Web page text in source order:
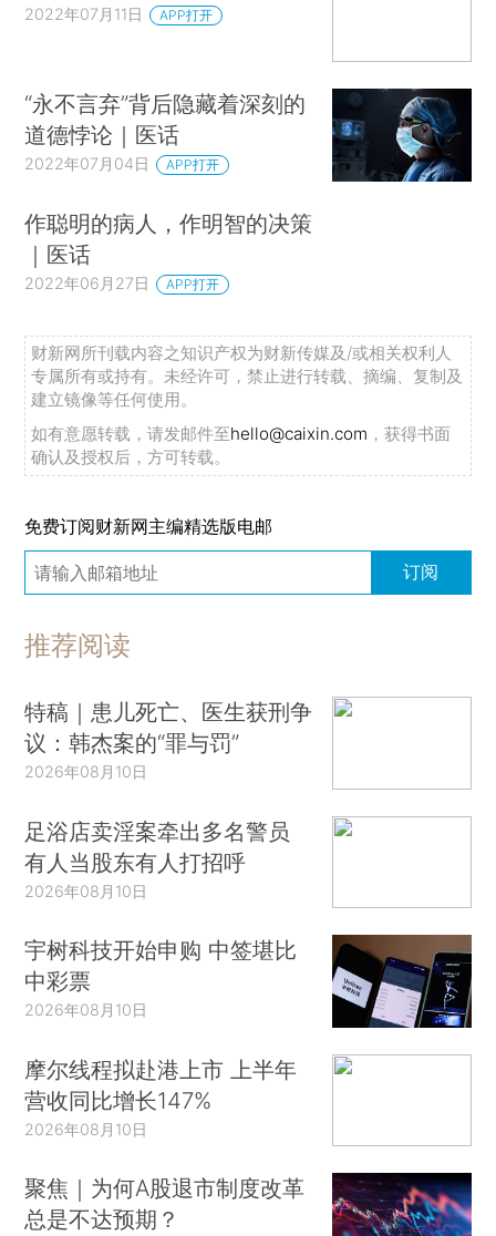
2022年07月11日 APP打开
“永不言弃”背后隐藏着深刻的
道德悖论｜医话
2022年07月04日 APP打开
作聪明的病人，作明智的决策
｜医话
2022年06月27日 APP打开
财新网所刊载内容之知识产权为财新传媒及/或相关权利人
专属所有或持有。未经许可，禁止进行转载、摘编、复制及
建立镜像等任何使用。
如有意愿转载，请发邮件至hello@caixin.com ，获得书面
确认及授权后，方可转载。
免费订阅财新网主编精选版电邮
订阅
推荐阅读
特稿｜患儿死亡、医生获刑争
议：韩杰案的“罪与罚”
2026年08月10日
足浴店卖淫案牵出多名警员
有人当股东有人打招呼
2026年08月10日
宇树科技开始申购 中签堪比
中彩票
2026年08月10日
摩尔线程拟赴港上市 上半年
营收同比增长147%
2026年08月10日
聚焦｜为何A股退市制度改革
总是不达预期？